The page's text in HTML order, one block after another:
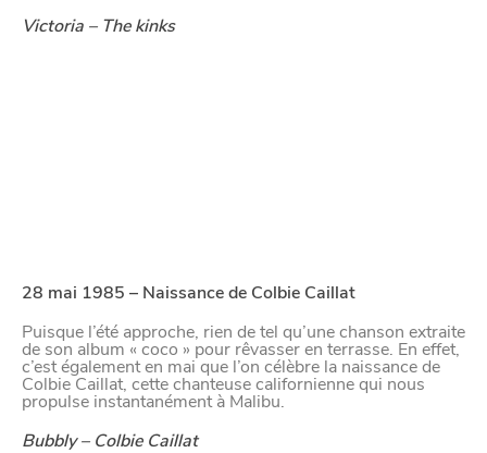
Victoria – The kinks
28 mai 1985 – Naissance de Colbie Caillat
Puisque l’été approche, rien de tel qu’une chanson extraite
de son album « coco » pour rêvasser en terrasse. En effet,
c’est également en mai que l’on célèbre la naissance de
Colbie Caillat, cette chanteuse californienne qui nous
propulse instantanément à Malibu.
Bubbly – Colbie Caillat
CANAILLE